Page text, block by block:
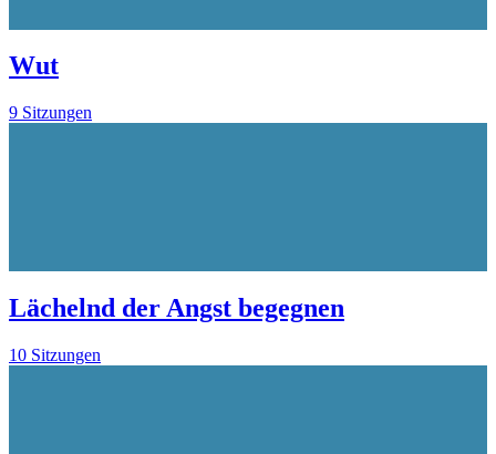
Wut
9 Sitzungen
Lächelnd der Angst begegnen
10 Sitzungen